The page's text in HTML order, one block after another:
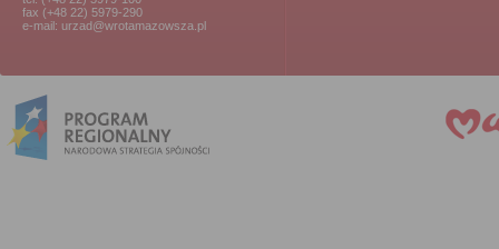
fax (+48 22) 5979-290
e-mail: urzad@wrotamazowsza.pl